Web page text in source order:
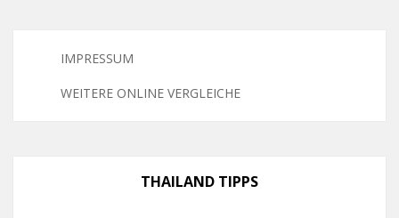
IMPRESSUM
WEITERE ONLINE VERGLEICHE
THAILAND TIPPS